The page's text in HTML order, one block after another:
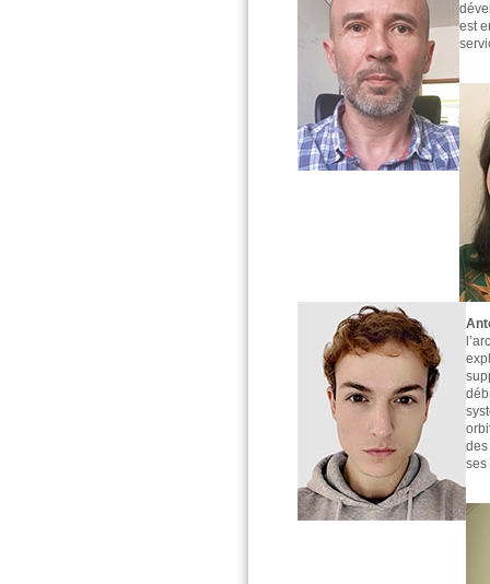
est
ses